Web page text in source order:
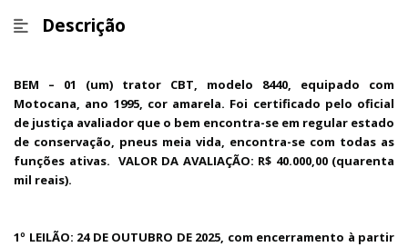
Descrição
BEM – 01 (um) trator CBT, modelo 8440, equipado com
Motocana, ano 1995, cor amarela. Foi certificado pelo oficial
de justiça avaliador que o bem encontra-se em regular estado
de conservação, pneus meia vida, encontra-se com todas as
funções ativas. VALOR DA AVALIAÇÃO: R$ 40.000,00 (quarenta
mil reais).
1º LEILÃO: 24 DE OUTUBRO DE 2025, com encerramento à partir